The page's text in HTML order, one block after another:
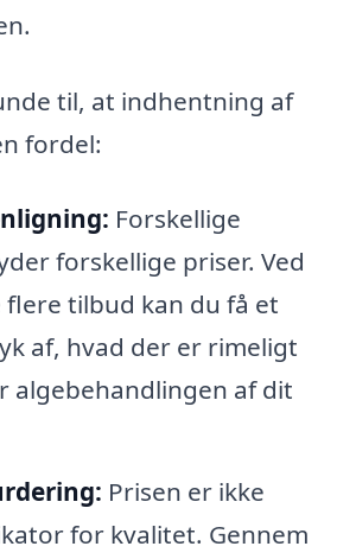
til, at indhentning af
fordel:
Forskellige
forskellige priser. Ved
tilbud kan du få et
af, hvad der er rimeligt
algebehandlingen af dit
Prisen er ikke
for kvalitet. Gennem